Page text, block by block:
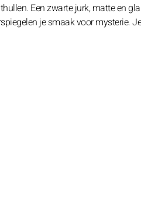
Een zwarte jurk, matte en
je smaak voor mysterie.